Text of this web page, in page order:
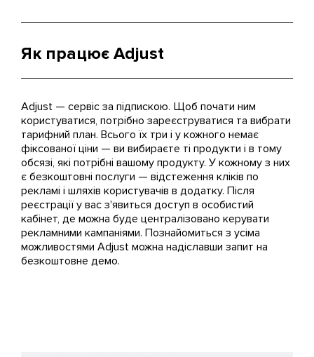
Як працює Adjust
Adjust — сервіс за підпискою. Щоб почати ним
користуватися, потрібно зареєструватися та вибрати
тарифний план. Всього їх три і у кожного немає
фіксованої ціни — ви вибираєте ті продукти і в тому
обсязі, які потрібні вашому продукту. У кожному з них
є безкоштовні послуги — відстеження кліків по
рекламі і шляхів користувачів в додатку. Після
реєстрації у вас з'явиться доступ в особистий
кабінет, де можна буде централізовано керувати
рекламними кампаніями. Познайомиться з усіма
можливостями Adjust можна надіславши запит на
безкоштовне демо.